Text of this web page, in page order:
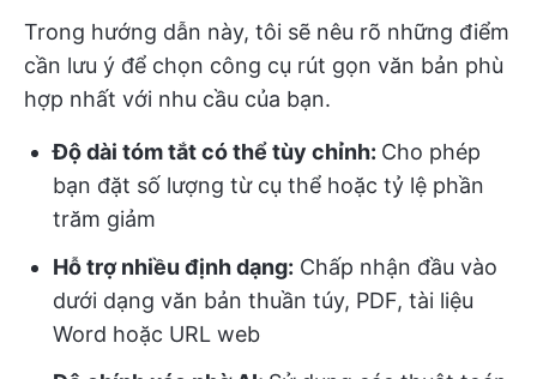
Trong hướng dẫn này, tôi sẽ nêu rõ những điểm
cần lưu ý để chọn công cụ rút gọn văn bản phù
hợp nhất với nhu cầu của bạn.
Độ dài tóm tắt có thể tùy chỉnh: Cho phép
bạn đặt số lượng từ cụ thể hoặc tỷ lệ phần
trăm giảm
Hỗ trợ nhiều định dạng: Chấp nhận đầu vào
dưới dạng văn bản thuần túy, PDF, tài liệu
Word hoặc URL web